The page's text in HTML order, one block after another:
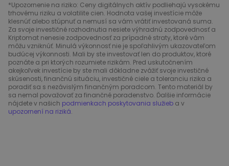
*Upozornenie na riziko: Ceny digitálnych aktív podliehajú vysokému
trhovému riziku a volatilite cien. Hodnota vašej investície môže
klesnúť alebo stúpnuť a nemusí sa vám vrátiť investovaná suma.
Za svoje investičné rozhodnutia nesiete výhradnú zodpovednosť a
Kriptomat nenesie zodpovednosť za prípadné straty, ktoré vám
môžu vzniknúť. Minulá výkonnosť nie je spoľahlivým ukazovateľom
budúcej výkonnosti. Mali by ste investovať len do produktov, ktoré
poznáte a pri ktorých rozumiete rizikám. Pred uskutočnením
akejkoľvek investície by ste mali dôkladne zvážiť svoje investičné
skúsenosti, finančnú situáciu, investičné ciele a toleranciu rizika a
poradiť sa s nezávislým finančným poradcom. Tento materiál by
sa nemal považovať za finančné poradenstvo. Ďalšie informácie
nájdete v našich podmienkach poskytovania služieb a v
upozornení na riziká.